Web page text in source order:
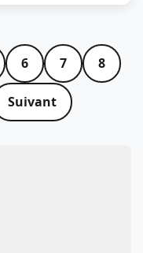
6 7 8
Suivant